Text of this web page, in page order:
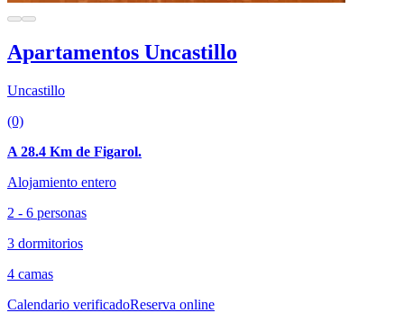
Apartamentos Uncastillo
Uncastillo
(0)
A 28.4 Km de Figarol.
Alojamiento entero
2 - 6 personas
3 dormitorios
4 camas
Calendario verificadoReserva online